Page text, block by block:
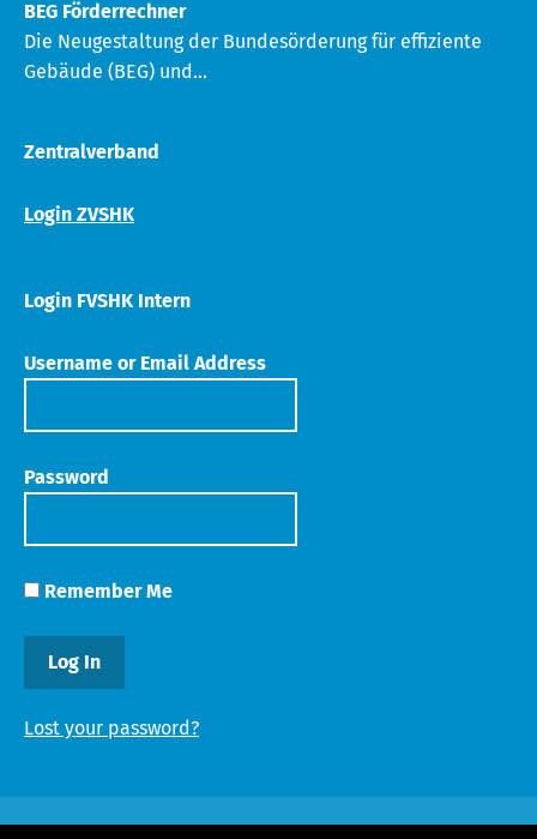
BEG Förderrechner
Die Neugestaltung der Bundesörderung für effiziente
Gebäude (BEG) und...
Zentralverband
Login ZVSHK
Login FVSHK Intern
Username or Email Address
Password
Remember Me
Lost your password?